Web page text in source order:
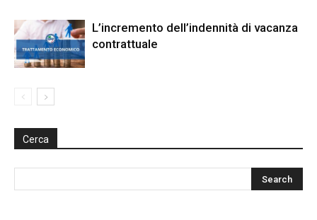
L’incremento dell’indennità di vacanza
contrattuale
Cerca